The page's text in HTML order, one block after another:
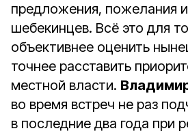
предложения, пожелания
шебекинцев. Всё это для
объективнее оценить
точнее расставить
местной власти.
во время встреч не раз
в последние два года при